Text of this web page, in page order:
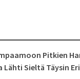
Pitkien
Lähti Sieltä Täysin